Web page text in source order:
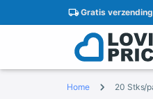
Gratisverzending
Home